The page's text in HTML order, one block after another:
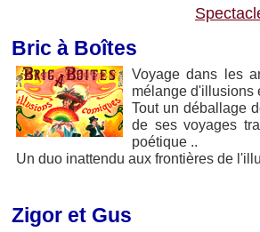
Bric à Boîtes
Voyage dans les
mélange d'illusions
Tout un déballage
de ses voyages
poétique ..
Un duo inattendu aux frontières de
Zigor et Gus